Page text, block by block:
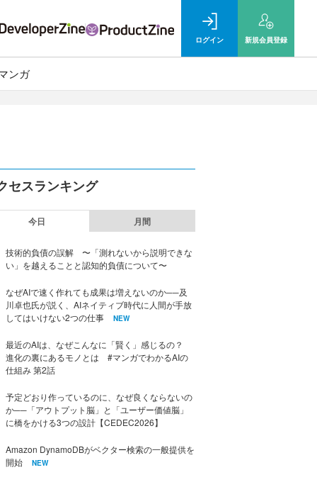
ログイン 新規会員登録
ンガ
セスランキング
今日 月間
技術的負債の誤解 〜「測れないから説明できな
い」を越えることと認知的負債について〜
なぜAIで速く作れても成果は増えないのか──及
川卓也氏が説く、AIネイティブ時代に人間が手放
してはいけない2つの仕事
NEW
最近のAIは、なぜこんなに「賢く」感じるの？
進化の裏にあるモノとは #マンガでわかるAIの
仕組み 第2話
予定どおり作っているのに、なぜ良くならないの
か──「アウトプット脳」と「ユーザー価値脳」
に橋をかける3つの設計【CEDEC2026】
Amazon DynamoDBがベクター検索の一般提供を
開始
NEW